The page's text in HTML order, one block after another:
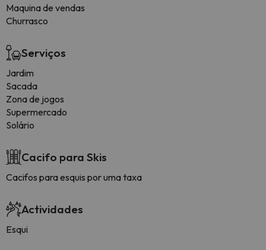
Maquina de vendas
Churrasco
Serviços
Jardim
Sacada
Zona de jogos
Supermercado
Solário
Cacifo para Skis
Cacifos para esquis por uma taxa
Actividades
Esqui